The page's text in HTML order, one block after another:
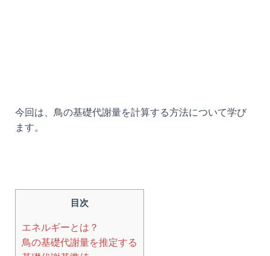
今回は、鳥の基礎代謝量を計算する方法について学び
ます。
目次
エネルギーとは？
鳥の基礎代謝量を推定する